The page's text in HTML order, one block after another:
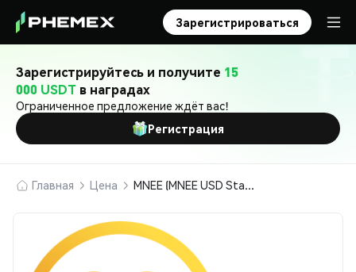
Зарегистрироваться
Зарегистрируйтесь и получите 15
000 USDT в наградах
Ограниченное предложение ждёт вас!
Регистрация
Главная Цена MNEE (MNEE USD Stablecoin)